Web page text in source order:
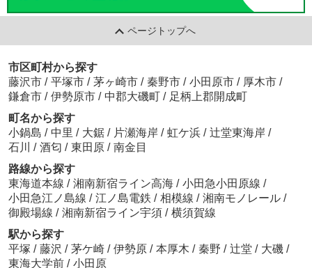
ページトップへ
市区町村から探す
藤沢市 / 平塚市 / 茅ヶ崎市 / 秦野市 / 小田原市 / 厚木市 /
鎌倉市 / 伊勢原市 / 中郡大磯町 / 足柄上郡開成町
町名から探す
小鍋島 / 中里 / 大鋸 / 片瀬海岸 / 虹ケ浜 / 辻堂東海岸 /
石川 / 酒匂 / 東田原 / 南金目
路線から探す
東海道本線 / 湘南新宿ライン高海 / 小田急小田原線 /
小田急江ノ島線 / 江ノ島電鉄 / 相模線 / 湘南モノレール /
御殿場線 / 湘南新宿ライン宇須 / 横須賀線
駅から探す
平塚 / 藤沢 / 茅ケ崎 / 伊勢原 / 本厚木 / 秦野 / 辻堂 / 大磯 /
東海大学前 / 小田原